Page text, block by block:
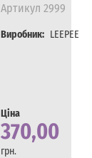
Артикул 2999
Виробник: LEEPEE
Ціна
370,00
грн.